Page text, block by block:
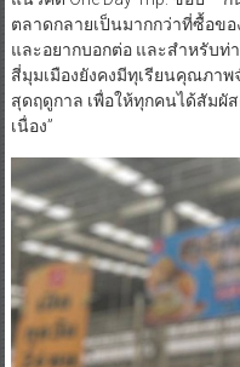
ตลาดกลายเป็นมากกว่าที่ซื้อข
และอยากบอกต่อ และสำหรับท่
สี่มุมเมืองยังคงมีทุเรียนคุณภา
สุดฤดูกาล เพื่อให้ทุกคนได้สัมผั
เนื่อง”